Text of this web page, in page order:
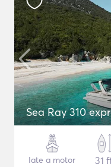
Sea Ray 310
Iate a motor
31